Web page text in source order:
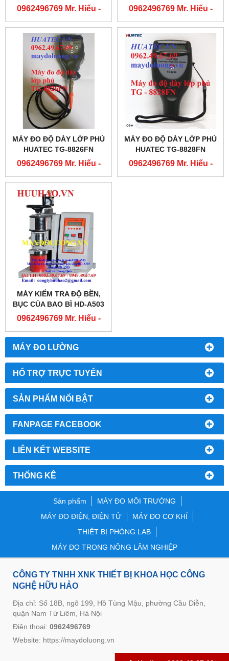
MÁY ĐO LƯỜNG
HỔ TRỢ TRỰC TUYẾN
SẢN PHẨM NỔI BẬT
FANPAGE FACEBOOK
LIÊN KẾT WEBSITE
THỐNG KÊ
MT-2803
0962496769 Mr. Hiếu -
0763556769 Mr. Cường
KHÔNG DẪN ĐIỆN)
0962496769 Mr. Hiếu -
0763556769 Mr. Cường
MÁY ĐO ĐỘ DÀY LỚP PHỦ
HUATEC TG-8826FN
0962496769 Mr. Hiếu -
0763556769 Mr. Cường
MÁY ĐO ĐỘ DÀY LỚP PHỦ
HUATEC TG-8828FN
0962496769 Mr. Hiếu -
0763556769 Mr. Cường
MÁY KIỂM TRA ĐỘ BỀN,
BỤC CỦA BAO BÌ HD-A503
0962496769 Mr. Hiếu -
0763556769 Mr. Cường
Sản phẩm
MÁY ĐO MÔI TRƯỜNG
MÁY ĐO ĐIỆN, ĐIỆN TỬ
MÁY ĐO CƠ KHÍ
THIẾT BỊ PHÒNG LAB
MÁY ĐO TRONG NÔNG LÂM NGHIỆP
CÔNG TY TNHH XNK THIẾT BỊ KHOA HỌC CÔNG
NGHỆ HỮU HẢO
Địa chỉ: Số 18B, ngõ 199, Hồ Tùng Mậu, phường Cầu Diễn,
quận Nam Từ Liêm, Hà Nội
Điện thoại: 0962496769
Website: https://maydoluong.vn